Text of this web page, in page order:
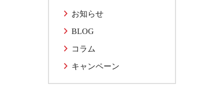
お知らせ
BLOG
コラム
キャンペーン